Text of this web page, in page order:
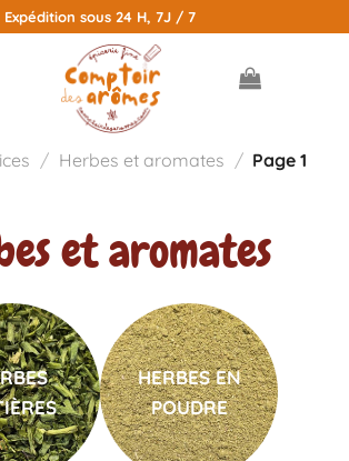
Expédition sous 24 H, 7J / 7
/ Herbes et aromates / Page 1
et aromates
HERBES EN
POUDRE